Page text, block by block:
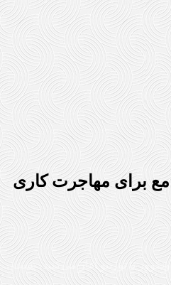
برای مهاجرت کاری
یا تورنتو آغاز می‌کنید، پشت ...